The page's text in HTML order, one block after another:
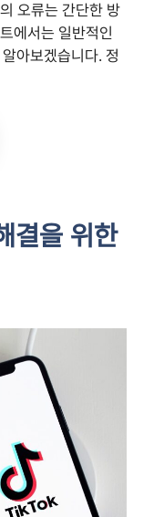
오류는 간단한 방
에서는 일반적인
아보겠습니다. 정
결을 위한